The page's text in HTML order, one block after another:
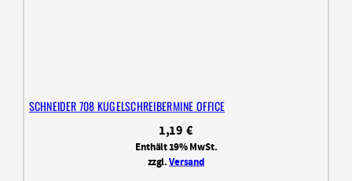
SCHNEIDER 708 KUGELSCHREIBERMINE OFFICE
1,19€
Enthält 19% MwSt.
zzgl.Versand